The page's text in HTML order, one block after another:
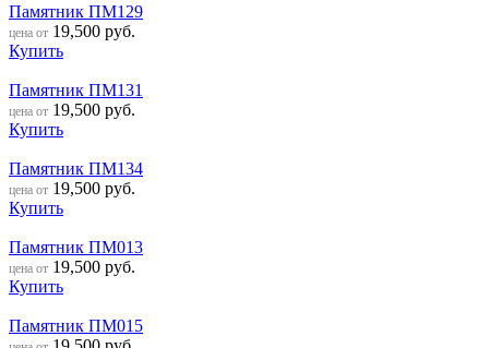
Памятник ПМ129
цена от 19,500 руб.
Купить
Памятник ПМ131
цена от 19,500 руб.
Купить
Памятник ПМ134
цена от 19,500 руб.
Купить
Памятник ПМ013
цена от 19,500 руб.
Купить
Памятник ПМ015